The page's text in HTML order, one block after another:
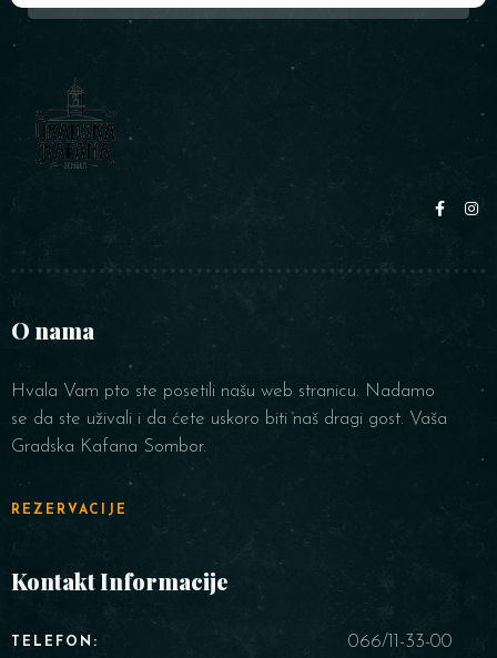
O nama
Hvala Vam pto ste posetili našu web stranicu. Nadamo
se da ste uživali i da ćete uskoro biti naš dragi gost. Vaša
Gradska Kafana Sombor.
REZERVACIJE
Kontakt Informacije
TELEFON: 066/11-33-00